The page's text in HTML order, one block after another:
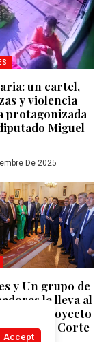
un cartel,
y violencia
protagonizada
Miguel
De 2025
y Un grupo de
le lleva al
un proyecto
la Corte
Accept